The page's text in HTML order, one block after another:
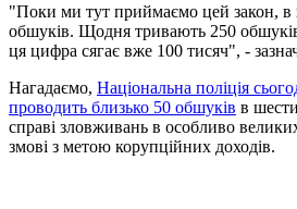
"Поки ми тут приймаємо цей закон, в
обшуків. Щодня тривають 250 обшуків
ця цифра сягає вже 100 тисяч", -
Нагадаємо, Національна поліція
проводить близько 50 обшуків в
справі зловживань в особливо
змові з метою корупційних доходів.